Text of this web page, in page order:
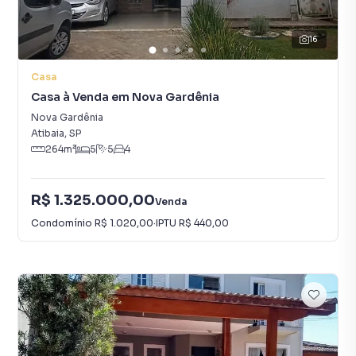
16
Casa
Casa à Venda em Nova Gardênia
Nova Gardênia
Atibaia, SP
264m² 5 5 4
R$ 1.325.000,00Venda
Condomínio R$ 1.020,00·IPTU R$ 440,00